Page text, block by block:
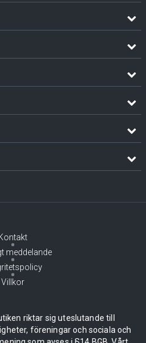
meddelande
Villkor
riktar sig uteslutande till
föreningar och sociala och